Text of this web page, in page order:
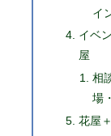
イ
イベ
屋
相
場
花屋